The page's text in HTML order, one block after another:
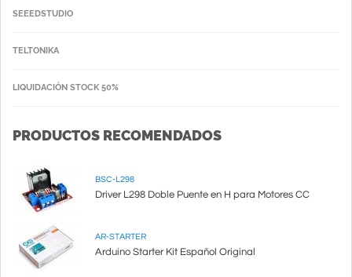
SEEEDSTUDIO
TELTONIKA
LIQUIDACIÓN STOCK 50%
PRODUCTOS RECOMENDADOS
BSC-L298
Driver L298 Doble Puente en H para Motores CC
AR-STARTER
Arduino Starter Kit Español Original